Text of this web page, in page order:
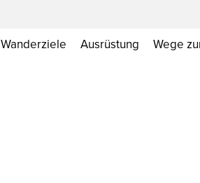
Wanderziele Ausrüstung Wege